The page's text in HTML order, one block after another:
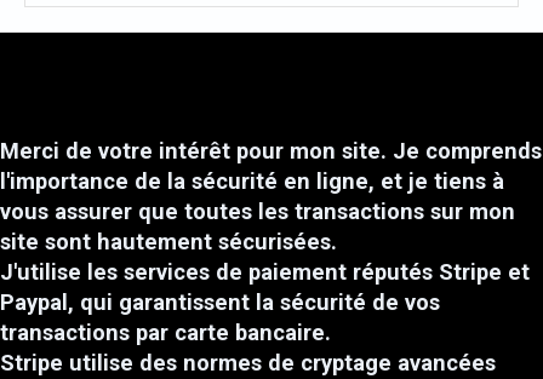
Merci de votre intérêt pour mon site. Je comprends
l'importance de la sécurité en ligne, et je tiens à
vous assurer que toutes les transactions sur mon
site sont hautement sécurisées.
J'utilise les services de paiement réputés Stripe et
Paypal, qui garantissent la sécurité de vos
transactions par carte bancaire.
Stripe utilise des normes de cryptage avancées